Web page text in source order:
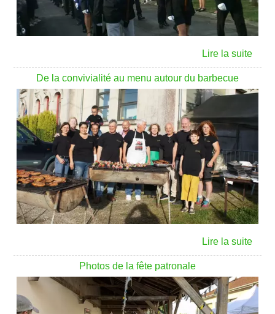
De la convivialité au menu autour du barbecue
Photos de la fête patronale